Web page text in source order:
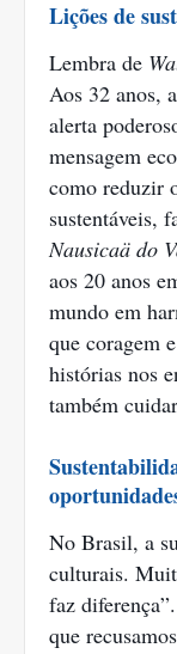
Lições de
Lembra de
Aos 32 anos,
alerta
mensagem
como reduzir
sustentáveis,
Nausicaä do
aos 20 anos
mundo em
que coragem
histórias nos
também
No Brasil, a
culturais.
faz diferença”.
que